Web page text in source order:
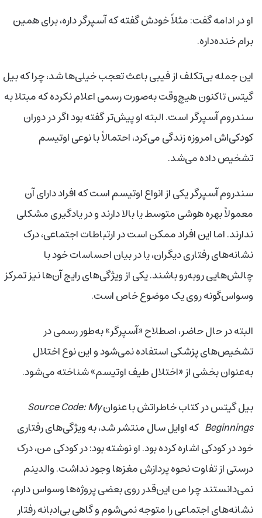
او در ادامه گفت: مثلاً خودش گفته که آسپرگر داره، برای همین
برام خنده‌داره.
این جمله بی‌تکلف از فیبی باعث تعجب خیلی‌ها شد، چرا که بیل
گیتس تاکنون هیچ‌وقت به‌صورت رسمی اعلام نکرده که مبتلا به
سندروم آسپرگر است. البته او پیش‌تر گفته بود اگر در دوران
کودکی‌اش امروزه زندگی می‌کرد، احتمالاً با نوعی اوتیسم
تشخیص داده می‌شد.
سندروم آسپرگر یکی از انواع اوتیسم است که افراد دارای آن
معمولاً بهره هوشی متوسط یا بالا دارند و در یادگیری مشکلی
ندارند. اما این افراد ممکن است در ارتباطات اجتماعی، درک
نشانه‌های رفتاری دیگران، یا در بیان احساسات خود با
چالش‌هایی روبه‌رو باشند. یکی از ویژگی‌های رایج آن‌ها نیز تمرکز
وسواس‌گونه روی یک موضوع خاص است.
البته در حال حاضر، اصطلاح «آسپرگر» به‌طور رسمی در
تشخیص‌های پزشکی استفاده نمی‌شود و این نوع اختلال
به‌عنوان بخشی از «اختلال طیف اوتیسم» شناخته می‌شود.
بیل گیتس در کتاب خاطراتش با عنوانSource Code: My
Beginnings که اوایل سال منتشر شد، به ویژگی‌های رفتاری
خود در کودکی اشاره کرده بود. او نوشته بود: در کودکی من، درک
درستی از تفاوت نحوه پردازش مغزها وجود نداشت. والدینم
نمی‌دانستند چرا من این‌قدر روی بعضی پروژه‌ها وسواس دارم،
نشانه‌های اجتماعی را متوجه نمی‌شوم و گاهی بی‌ادبانه رفتار